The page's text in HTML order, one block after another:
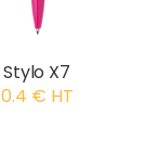
Stylo X7
0.4 € HT